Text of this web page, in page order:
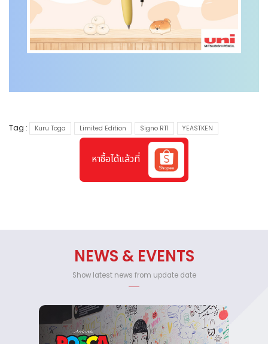
Tag : Kuru Toga Limited Edition Signo RT1 YEASTKEN
หาซื้อได้แล้วที่
NEWS & EVENTS
Show latest news from update date